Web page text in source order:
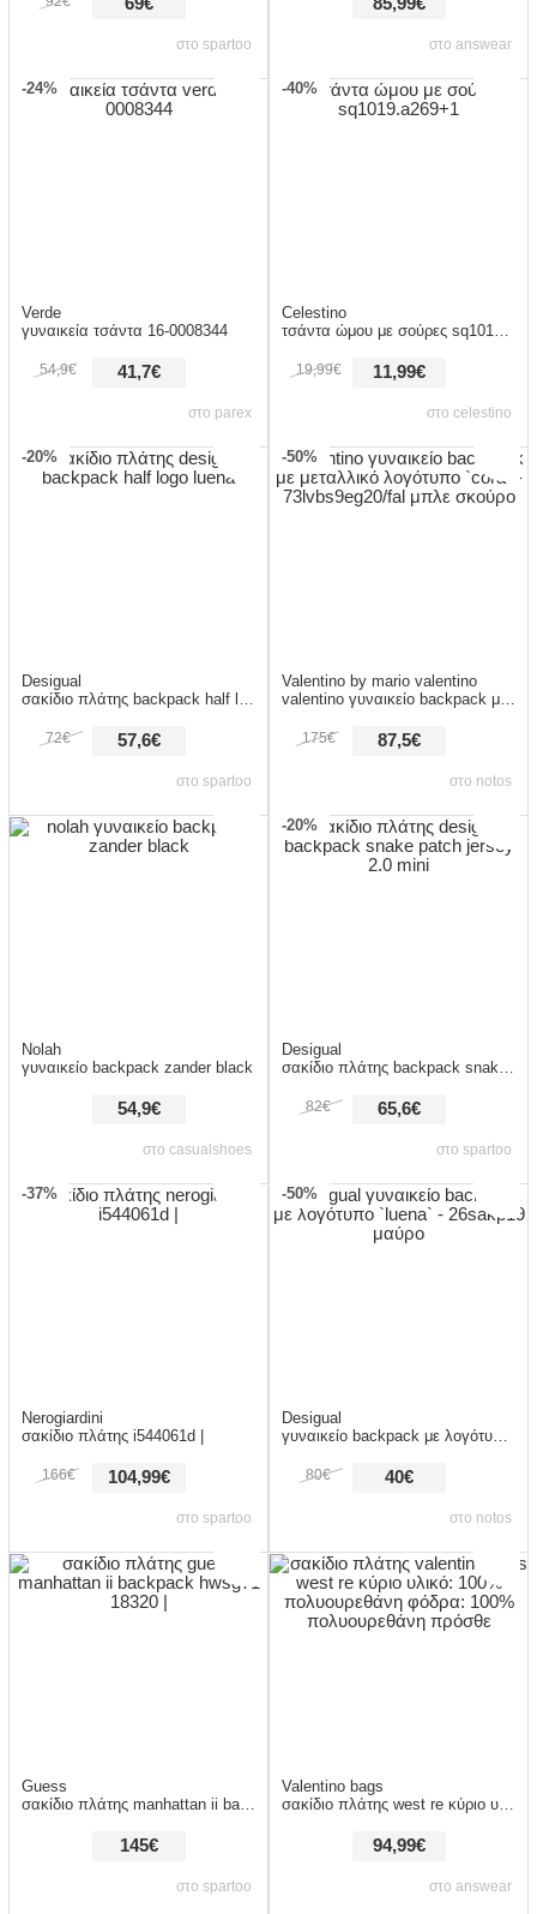
στο spartoo στο answear
-24%
στο parex
Verde
γυναικεία τσάντα 16-0008344
41,7€
54,9€
-40%
στο celestino
Celestino
τσάντα ώμου με σούρες sq1019.a269+1
11,99€
19,99€
-20%
στο spartoo
Desigual
σακίδιο πλάτης backpack half logo luena
57,6€
72€
-50%
στο notos
Valentino by mario valentino
valentino γυναικείο backpack με μεταλλικό λογότυπο cora 73lvbs9eg20/fal μπλε σκούρο
87,5€
175€
στο casualshoes
Nolah
γυναικείο backpack zander black
54,9€
-20%
στο spartoo
Desigual
σακίδιο πλάτης backpack snake patch jersey 2.0 mini
65,6€
82€
-37%
στο spartoo
Nerogiardini
σακίδιο πλάτης i544061d |
104,99€
166€
-50%
στο notos
Desigual
γυναικείο backpack με λογότυπο luena 26sakp19 μαύρο
40€
80€
στο spartoo
Guess
σακίδιο πλάτης manhattan ii backpack hwsg71 18320 |
145€
στο answear
Valentino bags
σακίδιο πλάτης west re κύριο υλικό: 100% πολυουρεθάνη φόδρα: 100% πολυουρεθάνη πρόσθε
94,99€